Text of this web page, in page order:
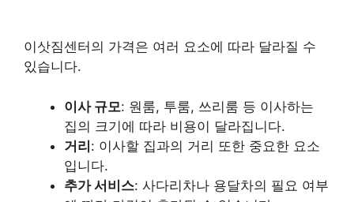
이삿짐센터의 가격은 여러 요소에 따라 달라질 수
있습니다.
이사 규모: 원룸, 투룸, 쓰리룸 등 이사하는
집의 크기에 따라 비용이 달라집니다.
거리: 이사할 집과의 거리 또한 중요한 요소
입니다.
추가 서비스: 사다리차나 용달차의 필요 여부